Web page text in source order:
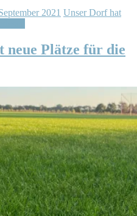
2021 Unser Dorf hat
Plätze für die